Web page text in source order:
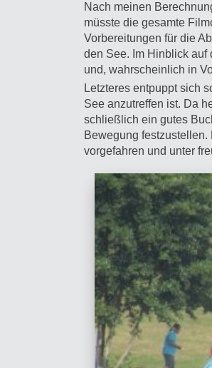
Nach meinen
müsste die gesamte
Vorbereitungen für die
den See. Im Hinblick auf
und, wahrscheinlich in
Letzteres entpuppt sich
See anzutreffen ist. Da
schließlich ein gutes
Bewegung
vorgefahren und unter